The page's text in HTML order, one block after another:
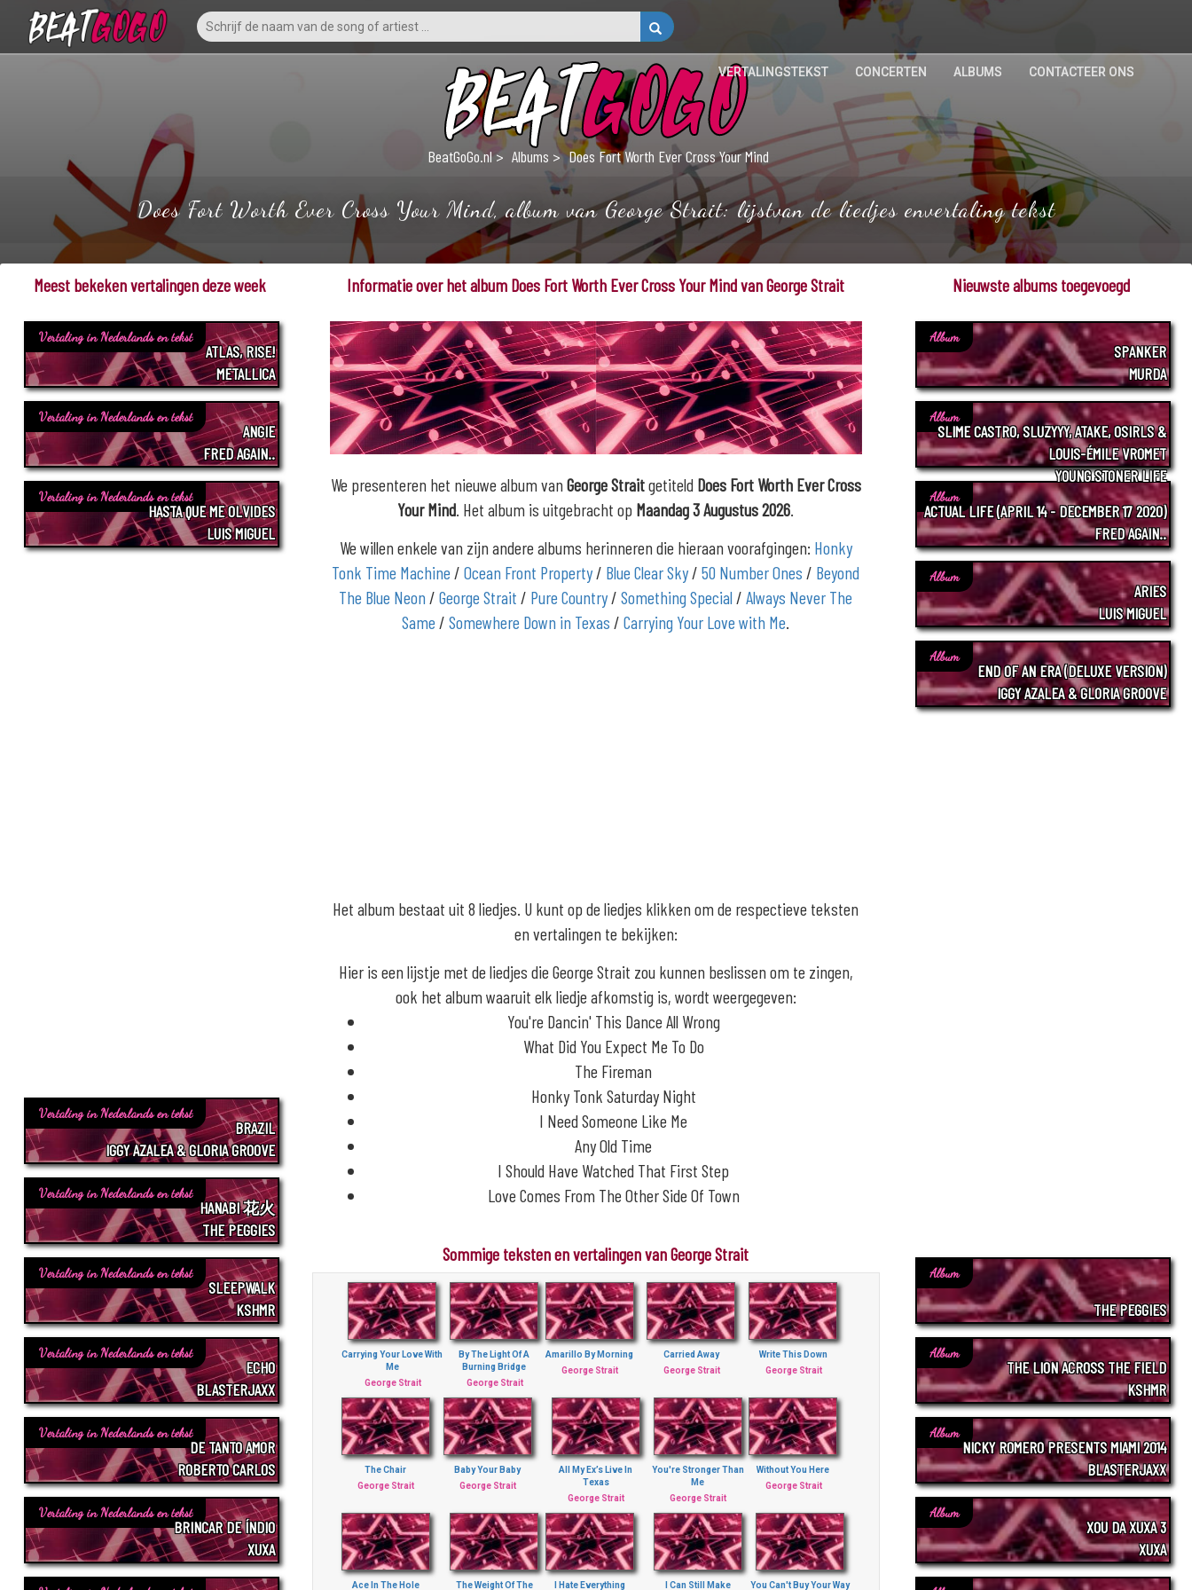
VERTALINGSTEKST CONCERTEN ALBUMS CONTACTEER ONS
BeatGoGo.nl Albums Does Fort Worth Ever Cross Your Mind
Does Fort Worth Ever Cross Your Mind, album van George Strait: lijstvan de liedjes envertaling tekst
Informatie over het album Does Fort Worth Ever Cross Your Mind van George Strait
We presenteren het nieuwe album van George Straitgetiteld Does Fort Worth Ever Cross
Your Mind. Het album is uitgebracht op Maandag 3 Augustus 2026.
We willen enkele van zijn andere albums herinneren die hieraan voorafgingen: Honky
Tonk Time Machine /Ocean Front Property/ Blue Clear Sky/50 Number Ones / Beyond
The Blue Neon /George Strait / Pure Country/Something Special/Always Never The
Same /Somewhere Down in Texas /Carrying Your Love with Me.
Het album bestaat uit 8 liedjes. U kunt op de liedjes klikken om de respectieve teksten
en vertalingen te bekijken:
Hier is een lijstje met de liedjes die George Strait zou kunnen beslissen om te zingen,
ook het album waaruit elk liedje afkomstig is, wordt weergegeven:
You're Dancin' This Dance All Wrong
What Did You Expect Me To Do
The Fireman
Honky Tonk Saturday Night
I Need Someone Like Me
Any Old Time
I Should Have Watched That First Step
Love Comes From The Other Side Of Town
Sommige teksten en vertalingen van George Strait
Carrying Your Love With
Me
George Strait
By The Light Of A
Burning Bridge
George Strait
Amarillo By Morning
George Strait
Carried Away
George Strait
Write This Down
George Strait
The Chair
George Strait
Baby Your Baby
George Strait
All My Ex’s Live In
Texas
George Strait
You're Stronger Than
Me
George Strait
Without You Here
George Strait
Ace In The Hole The Weight Of The I Hate Everything I Can Still Make You Can't Buy Your Way
Meest bekeken vertalingen deze week
Vertaling in Nederlands en tekst
ATLAS, RISE!
METALLICA
Vertaling in Nederlands en tekst
ANGIE
FRED AGAIN..
Vertaling in Nederlands en tekst
HASTA QUE ME OLVIDES
LUIS MIGUEL
Vertaling in Nederlands en tekst
BRAZIL
IGGY AZALEA & GLORIA GROOVE
Vertaling in Nederlands en tekst
HANABI 花火
THE PEGGIES
Vertaling in Nederlands en tekst
SLEEPWALK
KSHMR
Vertaling in Nederlands en tekst
ECHO
BLASTERJAXX
Vertaling in Nederlands en tekst
DE TANTO AMOR
ROBERTO CARLOS
Vertaling in Nederlands en tekst
BRINCAR DE ÍNDIO
XUXA
Nieuwste albums toegevoegd
Album
SPANKER
MURDA
Album
SLIME CASTRO, SLUZYYY, ATAKE, OSIRLS &
LOUIS-ÉMILE VROMET
YOUNG STONER LIFE
Album
ACTUAL LIFE (APRIL 14 - DECEMBER 17 2020)
FRED AGAIN..
Album
ARIES
LUIS MIGUEL
Album
END OF AN ERA (DELUXE VERSION)
IGGY AZALEA & GLORIA GROOVE
Album
THE PEGGIES
Album
THE LION ACROSS THE FIELD
KSHMR
Album
NICKY ROMERO PRESENTS MIAMI 2014
BLASTERJAXX
Album
XOU DA XUXA 3
XUXA